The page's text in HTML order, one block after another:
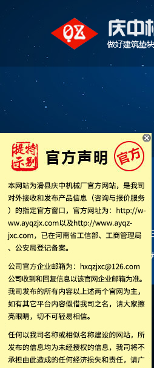
新闻中心
始创于1999年，专
信为根本、视质量